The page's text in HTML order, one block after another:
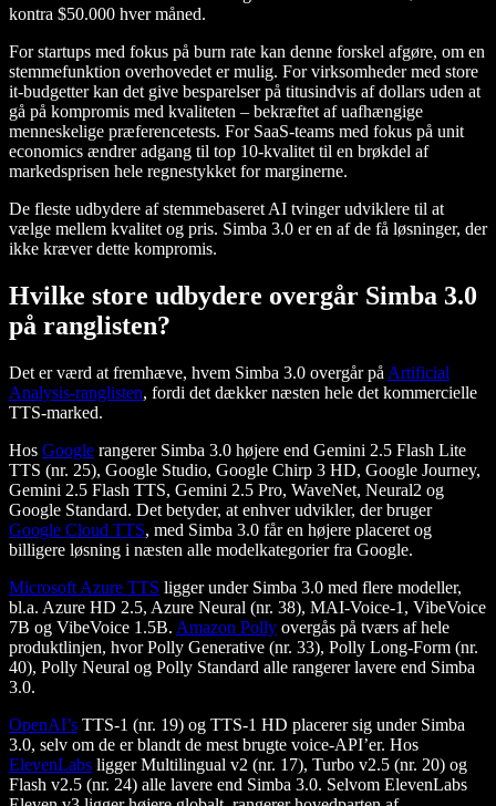
kontra $50.000 hver måned.
For startups med fokus på burn rate kan denne forskel afgøre, om en
stemmefunktion overhovedet er mulig. For virksomheder med store
it-budgetter kan det give besparelser på titusindvis af dollars uden at
gå på kompromis med kvaliteten – bekræftet af uafhængige
menneskelige præferencetests. For SaaS-teams med fokus på unit
economics ændrer adgang til top 10-kvalitet til en brøkdel af
markedsprisen hele regnestykket for marginerne.
De fleste udbydere af stemmebaseret AI tvinger udviklere til at
vælge mellem kvalitet og pris. Simba 3.0 er en af de få løsninger, der
ikke kræver dette kompromis.
Hvilke store udbydere overgår Simba 3.0
på ranglisten?
Det er værd at fremhæve, hvem Simba 3.0 overgår på Artificial
Analysis-ranglisten, fordi det dækker næsten hele det kommercielle
TTS-marked.
Hos Google rangerer Simba 3.0 højere end Gemini 2.5 Flash Lite
TTS (nr. 25), Google Studio, Google Chirp 3 HD, Google Journey,
Gemini 2.5 Flash TTS, Gemini 2.5 Pro, WaveNet, Neural2 og
Google Standard. Det betyder, at enhver udvikler, der bruger
Google Cloud TTS, med Simba 3.0 får en højere placeret og
billigere løsning i næsten alle modelkategorier fra Google.
Microsoft Azure TTS ligger under Simba 3.0 med flere modeller,
bl.a. Azure HD 2.5, Azure Neural (nr. 38), MAI-Voice-1, VibeVoice
7B og VibeVoice 1.5B. Amazon Polly overgås på tværs af hele
produktlinjen, hvor Polly Generative (nr. 33), Polly Long-Form (nr.
40), Polly Neural og Polly Standard alle rangerer lavere end Simba
3.0.
OpenAI’s TTS-1 (nr. 19) og TTS-1 HD placerer sig under Simba
3.0, selv om de er blandt de mest brugte voice-API’er. Hos
ElevenLabs ligger Multilingual v2 (nr. 17), Turbo v2.5 (nr. 20) og
Flash v2.5 (nr. 24) alle lavere end Simba 3.0. Selvom ElevenLabs